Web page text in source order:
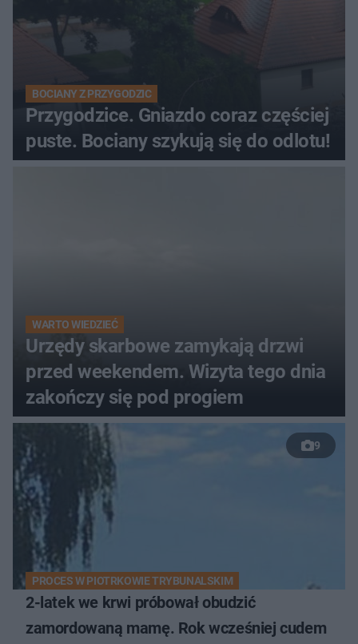
BOCIANY Z PRZYGODZIC
Przygodzice. Gniazdo coraz częściej
puste. Bociany szykują się do odlotu!
WARTO WIEDZIEĆ
Urzędy skarbowe zamykają drzwi
przed weekendem. Wizyta tego dnia
zakończy się pod progiem
9
PROCES W PIOTRKOWIE TRYBUNALSKIM
2-latek we krwi próbował obudzić
zamordowaną mamę. Rok wcześniej cudem